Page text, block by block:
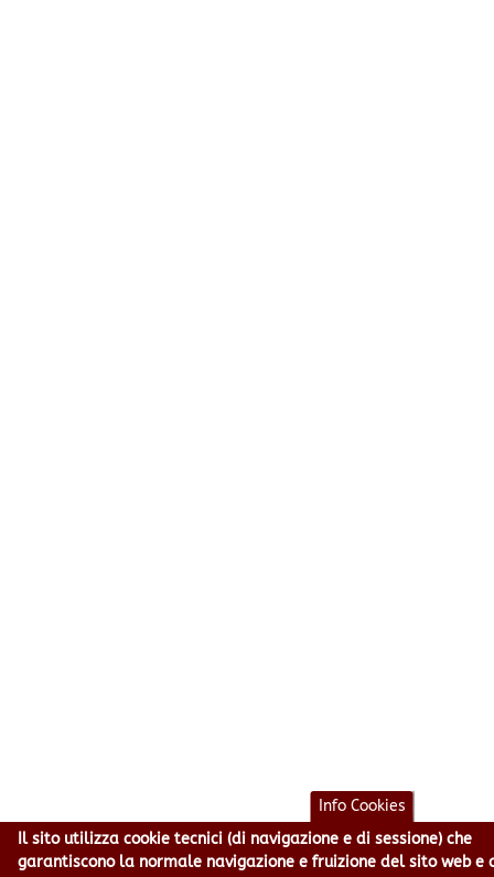
Info Cookies
Il sito utilizza cookie tecnici (di navigazione e di sessione) che
garantiscono la normale navigazione e fruizione del sito web e